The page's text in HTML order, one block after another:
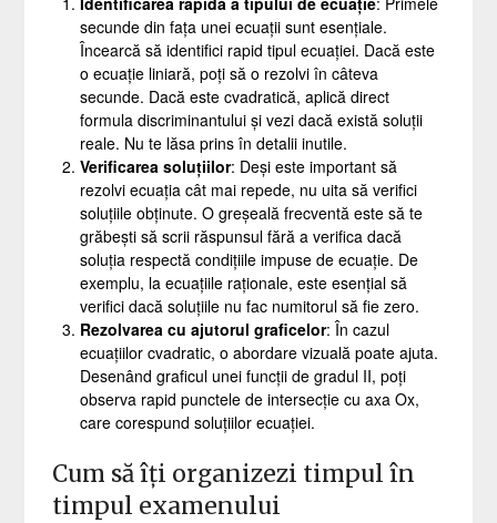
secunde din fața unei ecuații sunt esențiale.
Încearcă să identifici rapid tipul ecuației. Dacă este
o ecuație liniară, poți să o rezolvi în câteva
secunde. Dacă este cvadratică, aplică direct
formula discriminantului și vezi dacă există soluții
reale. Nu te lăsa prins în detalii inutile.
Verificarea soluțiilor: Deși este important să
rezolvi ecuația cât mai repede, nu uita să verifici
soluțiile obținute. O greșeală frecventă este să te
grăbești să scrii răspunsul fără a verifica dacă
soluția respectă condițiile impuse de ecuație. De
exemplu, la ecuațiile raționale, este esențial să
verifici dacă soluțiile nu fac numitorul să fie zero.
Rezolvarea cu ajutorul graficelor: În cazul
ecuațiilor cvadratic, o abordare vizuală poate ajuta.
Desenând graficul unei funcții de gradul II, poți
observa rapid punctele de intersecție cu axa Ox,
care corespund soluțiilor ecuației.
Cum să îți organizezi timpul în
timpul examenului